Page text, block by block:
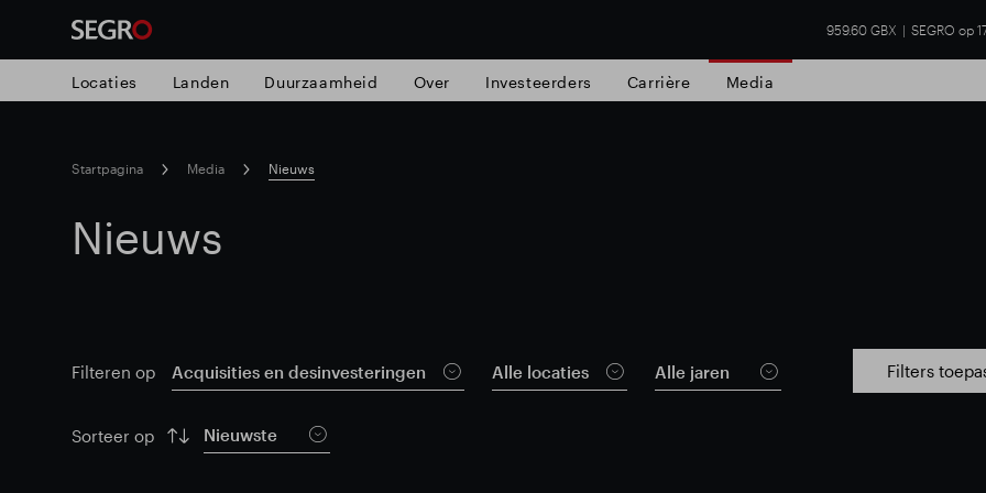
959.60 GBX SEGRO op
search
for
Locaties Landen Duurzaamheid Over Investeerders Carrière Media
Startpagina Media Nieuws
Nieuws
Filteren op Acquisities en desinvesteringen Alle locaties Alle jaren Filters
Sorteer op Nieuwste